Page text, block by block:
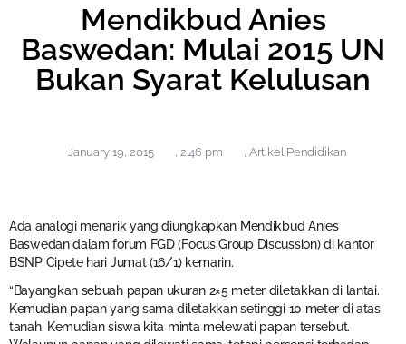
Mendikbud Anies
Baswedan: Mulai 2015 UN
Bukan Syarat Kelulusan
January 19, 2015 2:46 pm Artikel Pendidikan
Ada analogi menarik yang diungkapkan Mendikbud Anies
Baswedan dalam forum FGD (Focus Group Discussion) di kantor
BSNP Cipete hari Jumat (16/1) kemarin.
“Bayangkan sebuah papan ukuran 2×5 meter diletakkan di lantai.
Kemudian papan yang sama diletakkan setinggi 10 meter di atas
tanah. Kemudian siswa kita minta melewati papan tersebut.